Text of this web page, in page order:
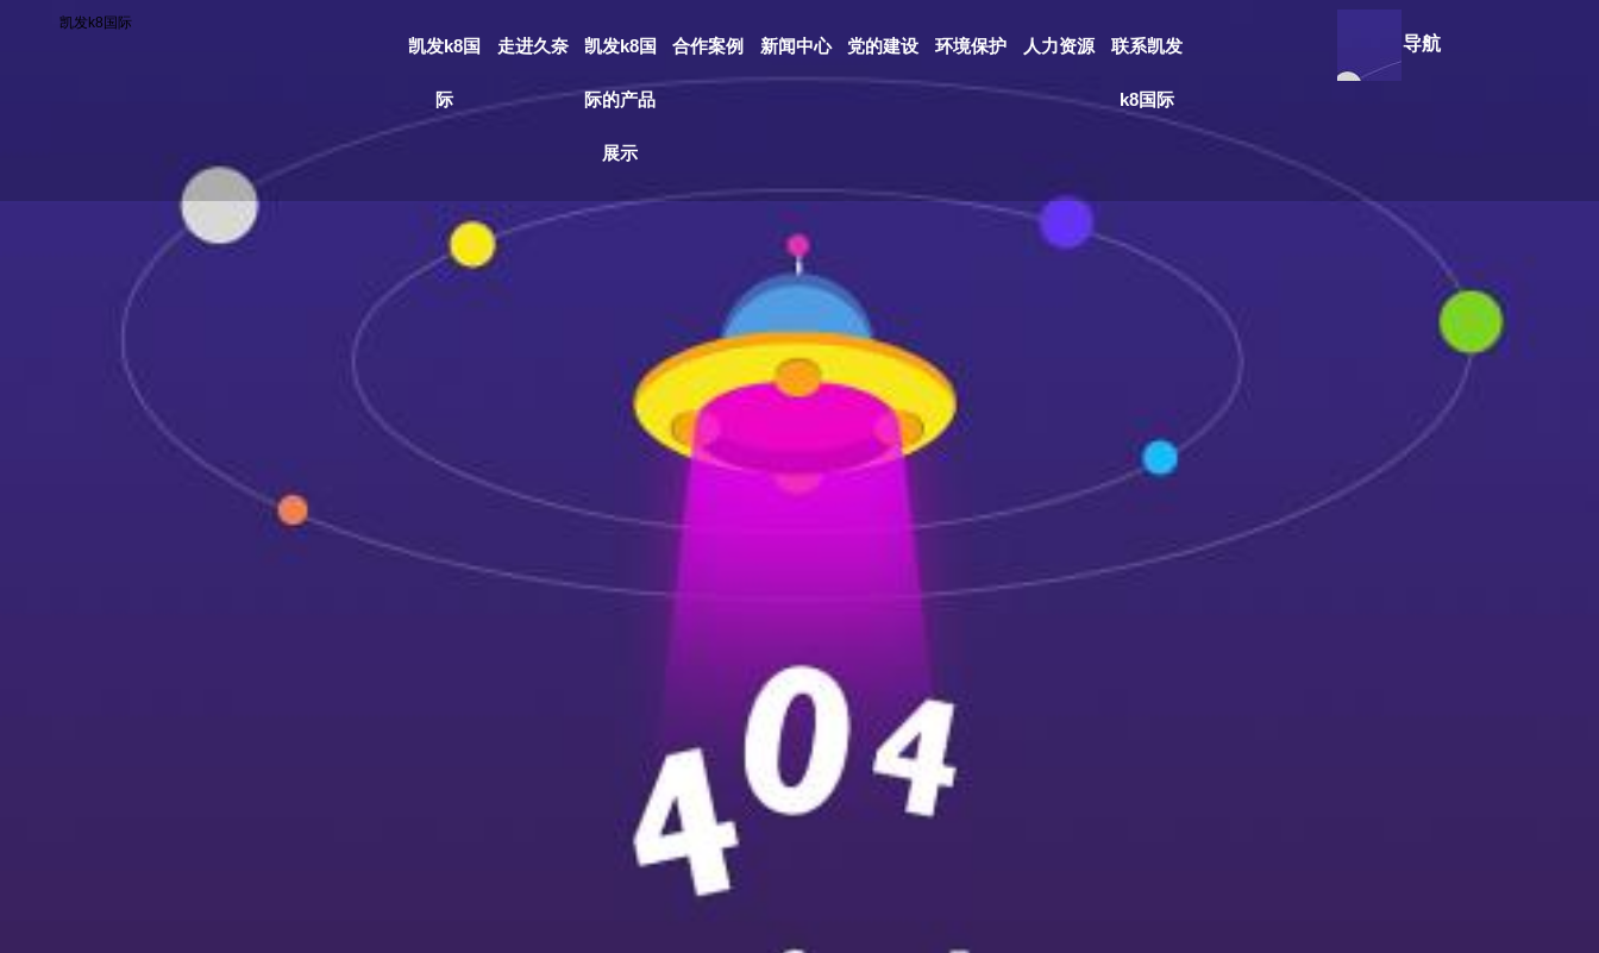
凯发k8国际
凯发k8国
际
走进久奈 凯发k8国
际的产品
展示
合作案例 新闻中心 党的建设 环境保护 人力资源 联系凯发
k8国际
导航